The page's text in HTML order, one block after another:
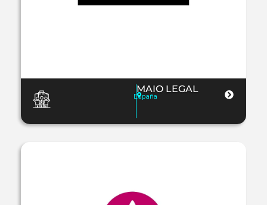
MAIO LEGAL
España